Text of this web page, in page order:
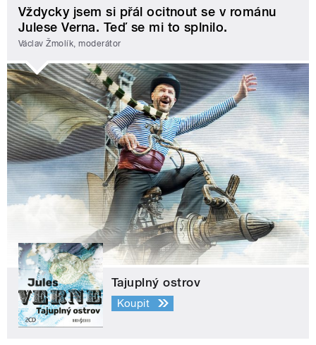
Vždycky jsem si přál ocitnout se v románu
Julese Verna. Teď se mi to splnilo.
Václav Žmolík, moderátor
Tajuplný ostrov
Koupit